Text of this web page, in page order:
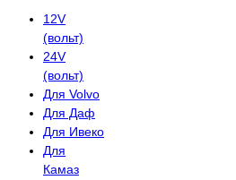
12V
(вольт)
24V
(вольт)
Для Volvo
Для Даф
Для Ивеко
Для
Камаз